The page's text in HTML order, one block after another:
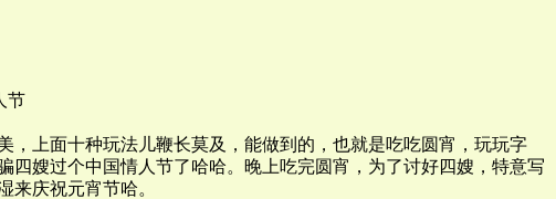
节
，上面十种玩法儿鞭长莫及，能做到的，也就是吃吃圆宵，玩玩字
四嫂过个中国情人节了哈哈。晚上吃完圆宵，为了讨好四嫂，特意写
来庆祝元宵节哈。